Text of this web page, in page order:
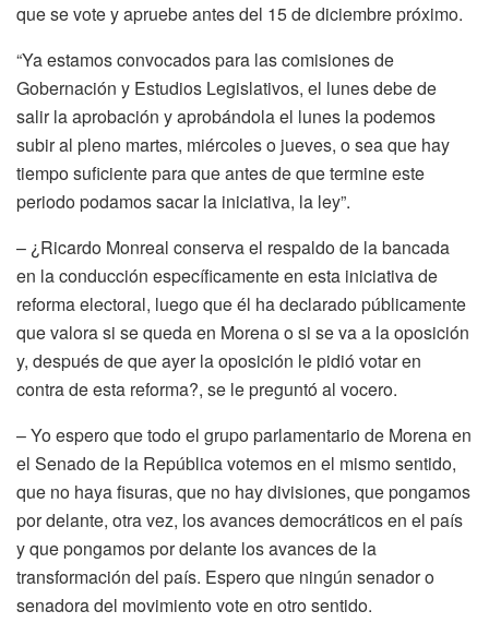
que se vote y apruebe antes del 15 de diciembre próximo.
“Ya estamos convocados para las comisiones de
Gobernación y Estudios Legislativos, el lunes debe de
salir la aprobación y aprobándola el lunes la podemos
subir al pleno martes, miércoles o jueves, o sea que hay
tiempo suficiente para que antes de que termine este
periodo podamos sacar la iniciativa, la ley”.
– ¿Ricardo Monreal conserva el respaldo de la bancada
en la conducción específicamente en esta iniciativa de
reforma electoral, luego que él ha declarado públicamente
que valora si se queda en Morena o si se va a la oposición
y, después de que ayer la oposición le pidió votar en
contra de esta reforma?, se le preguntó al vocero.
– Yo espero que todo el grupo parlamentario de Morena en
el Senado de la República votemos en el mismo sentido,
que no haya fisuras, que no hay divisiones, que pongamos
por delante, otra vez, los avances democráticos en el país
y que pongamos por delante los avances de la
transformación del país. Espero que ningún senador o
senadora del movimiento vote en otro sentido.